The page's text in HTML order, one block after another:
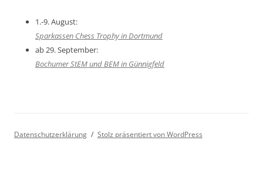
1.-9. August:
Sparkassen Chess Trophy in Dortmund
ab 29. September:
Bochumer StEM und BEM in Günnigfeld
Datenschutzerklärung Stolz präsentiert von WordPress